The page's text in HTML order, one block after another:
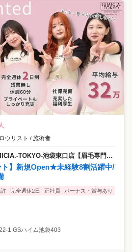
ウリスト / 施術者
TOKYO-池袋東口店【眉毛専門店】
ト】新規Open★未経験8割活躍中/
許 完全週休2日 正社員
ボーナス・賞与あり
1 GSハイム池袋403